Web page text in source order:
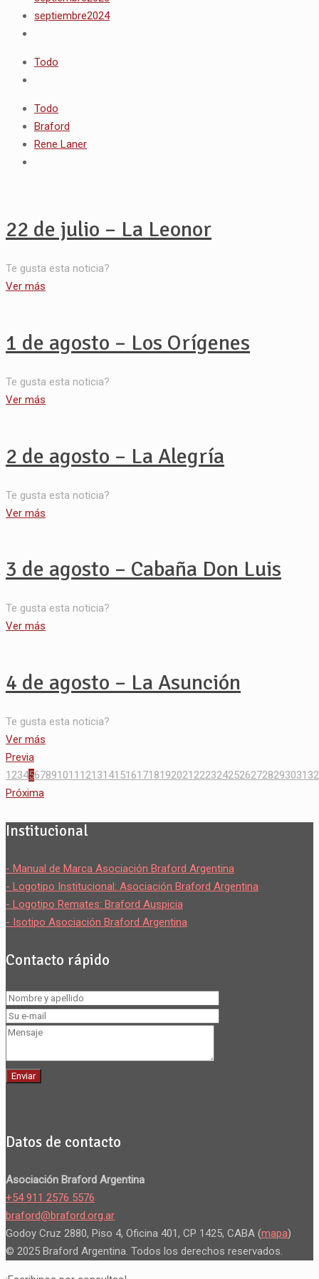
septiembre2024
Todo
Todo
Braford
Rene Laner
22 de julio – La Leonor
Te gusta esta noticia?
Ver más
1 de agosto – Los Orígenes
Te gusta esta noticia?
Ver más
2 de agosto – La Alegría
Te gusta esta noticia?
Ver más
3 de agosto – Cabaña Don Luis
Te gusta esta noticia?
Ver más
4 de agosto – La Asunción
Te gusta esta noticia?
Ver más
Previa
1 234567891011 12131415161718192021 22232425262728293031 32
Próxima
Institucional
- Manual de Marca Asociación Braford Argentina
- Logotipo Institucional: Asociación Braford Argentina
- Logotipo Remates: Braford Auspicia
- Isotipo Asociación Braford Argentina
Contacto rápido
Datos de contacto
Asociación Braford Argentina
+54 911 2576 5576
braford@braford.org.ar
Godoy Cruz 2880, Piso 4, Oficina 401, CP 1425, CABA (mapa)
© 2025 Braford Argentina. Todos los derechos reservados.